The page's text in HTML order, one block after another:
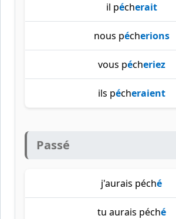
il pécherait
nous pécherions
vous pécheriez
ils pécheraient
Passé
j'aurais péché
tu aurais péché